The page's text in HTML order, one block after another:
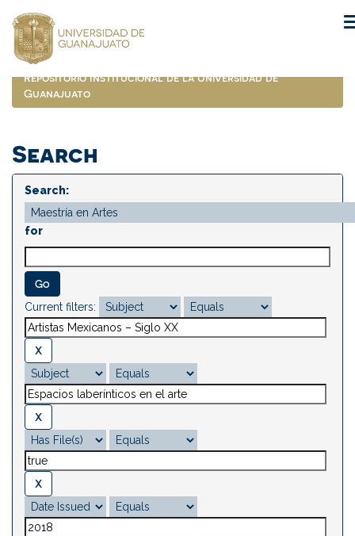
navigation
Repositorio Institucional de la Universidad de
Guanajuato
Search
Search:
for
Current filters: